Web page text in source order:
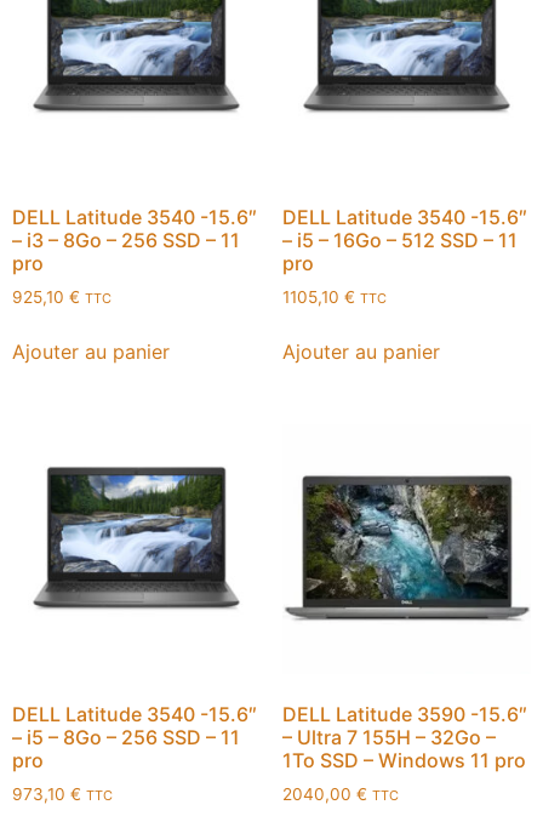
DELL Latitude 3540 -15.6″
– i3 – 8Go – 256 SSD – 11
pro
925,10 € TTC
Ajouter au panier
DELL Latitude 3540 -15.6″
– i5 – 16Go – 512 SSD – 11
pro
1105,10 € TTC
Ajouter au panier
DELL Latitude 3540 -15.6″
– i5 – 8Go – 256 SSD – 11
pro
973,10 € TTC
DELL Latitude 3590 -15.6″
– Ultra 7 155H – 32Go –
1To SSD – Windows 11 pro
2040,00 € TTC